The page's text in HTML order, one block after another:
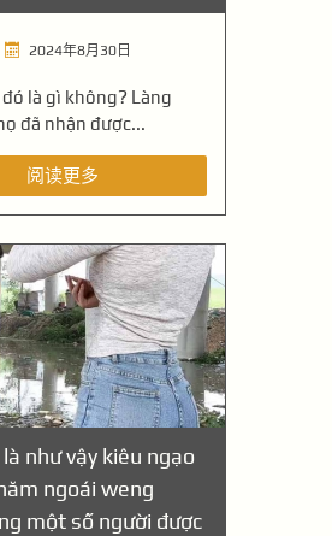
2024年8月30日
đó là gì không? Làng
đã nhận được...
阅读更多
như vậy kiêu ngạo
ngoái weng
một số người được